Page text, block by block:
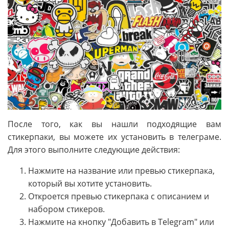
После того, как вы нашли подходящие вам
стикерпаки, вы можете их установить в телеграме.
Для этого выполните следующие действия:
Нажмите на название или превью стикерпака,
который вы хотите установить.
Откроется превью стикерпака с описанием и
набором стикеров.
Нажмите на кнопку "Добавить в Telegram" или